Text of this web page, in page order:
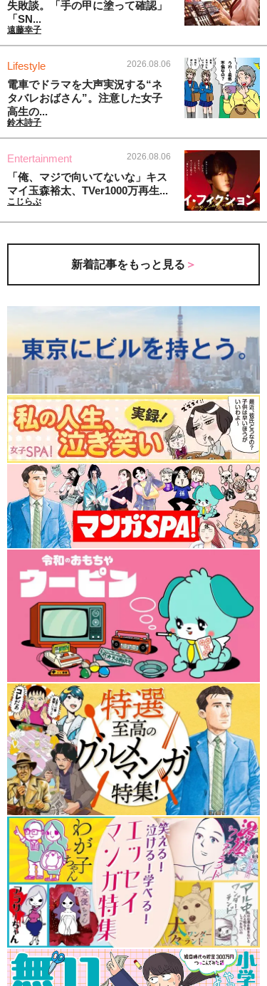
失敗談。「手の甲に塗って確認」
「SN...
遠藤幸子
Lifestyle 2026.08.06
電車でドラマを大声実況する“ネ
タバレおばさん”。注意した女子
高生の...
鈴木詩子
Entertainment 2026.08.06
「俺、マジで向いてないな」キス
マイ玉森裕太、TVer1000万再生...
こじらぶ
新着記事をもっと見る